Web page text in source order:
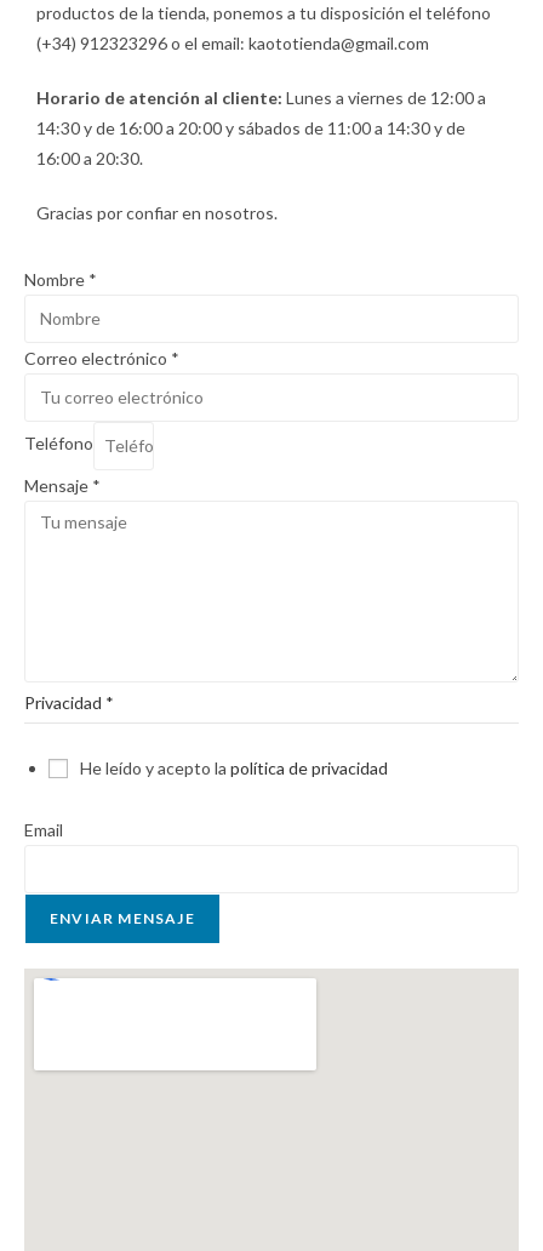
productos de la tienda, ponemos a tu disposición el teléfono
(+34) 912323296 o el email: kaototienda@gmail.com
Horario de atención al cliente: Lunes a viernes de 12:00 a
14:30 y de 16:00 a 20:00 y sábados de 11:00 a 14:30 y de
16:00 a 20:30.
Gracias por confiar en nosotros.
Nombre *
Correo electrónico *
Teléfono
Mensaje *
Privacidad *
He leído y acepto la política de privacidad
Email
ENVIAR MENSAJE